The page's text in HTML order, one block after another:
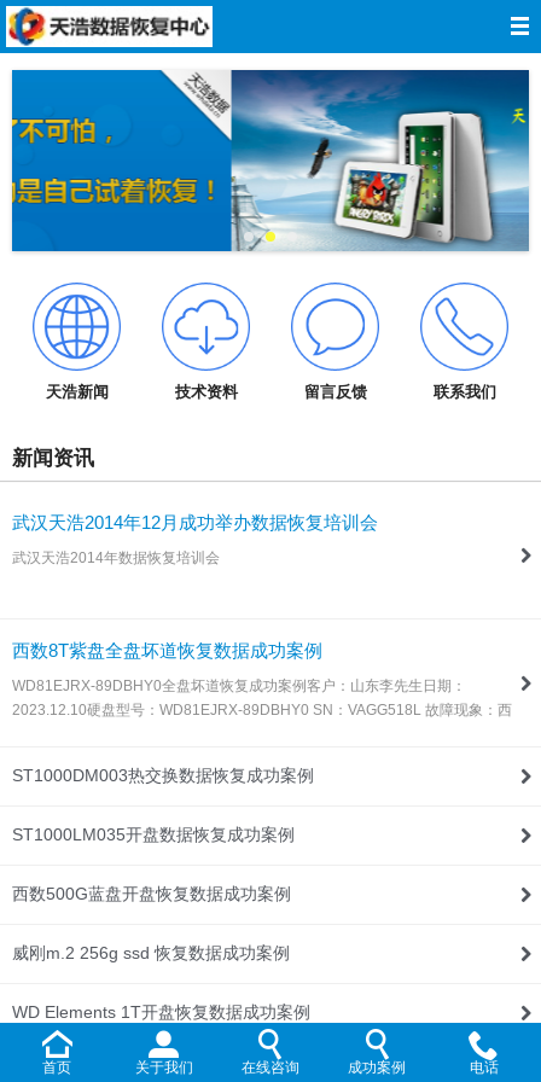
天浩新闻 技术资料 留言反馈 联系我们
新闻资讯
武汉天浩2014年12月成功举办数据恢复培训会
武汉天浩2014年数据恢复培训会
西数8T紫盘全盘坏道恢复数据成功案例
WD81EJRX-89DBHY0全盘坏道恢复成功案例客户：山东李先生日期：
2023.12.10硬盘型号：WD81EJRX-89DBHY0 SN：VAGG518L 故障现象：西
ST1000DM003热交换数据恢复成功案例
ST1000LM035开盘数据恢复成功案例
西数500G蓝盘开盘恢复数据成功案例
威刚m.2 256g ssd 恢复数据成功案例
WD Elements 1T开盘恢复数据成功案例
WD My Passport 2T开盘恢复数据成功案例
首页 关于我们 在线咨询 成功案例 电话
网站导航
关于我们
数据恢复
服务承诺
技术资料
成功案例
在线留言